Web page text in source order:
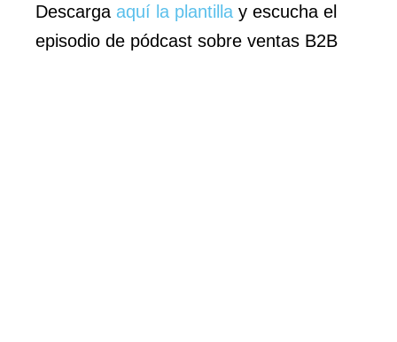
Descarga aquí la plantilla y escucha el
episodio de pódcast sobre ventas B2B